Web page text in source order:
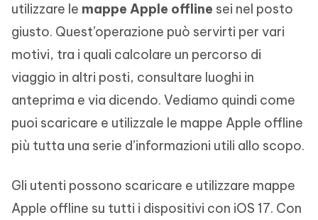
utilizzare le mappe Apple offline sei nel posto
giusto. Quest’operazione può servirti per vari
motivi, tra i quali calcolare un percorso di
viaggio in altri posti, consultare luoghi in
anteprima e via dicendo. Vediamo quindi come
puoi scaricare e utilizzale le mappe Apple offline
più tutta una serie d’informazioni utili allo scopo.
Gli utenti possono scaricare e utilizzare mappe
Apple offline su tutti i dispositivi con iOS 17. Con